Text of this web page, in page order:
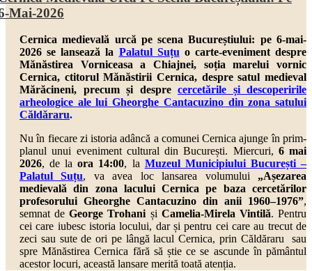
Mai-2026
Cernica medievală urcă pe scena Bucureștiului: pe 6-mai-
2026 se lansează la Palatul Suțu o carte-eveniment despre
Mănăstirea Vorniceasa a Chiajnei, soția marelui vornic
Cernica, ctitorul Mănăstirii Cernica, despresatul medieval
Mărăcineni, precum și despre cercetările și descoperirile
arheologice ale lui Gheorghe Cantacuzino din zona satului
Căldăraru.
Nu în fiecare zi istoria adâncă a comunei Cernica ajunge în prim-
planul unui eveniment cultural din București. Miercuri, 6 mai
2026, de laora 14:00, la Muzeul Municipiului București –
Palatul Suțu, va avea loc lansarea volumului „Așezarea
medievală din zona lacului Cernica pe baza cercetărilor
profesorului Gheorghe Cantacuzino din anii 1960–1976”,
semnat deGeorge Trohani și Camelia-Mirela Vintilă. Pentru
cei care iubesc istoria locului, dar și pentru cei care au trecut de
zeci sau sute de ori pe lângă lacul Cernica, prin Căldăraru sau
spre Mănăstirea Cernica fără să știe ce se ascunde în pământul
acestor locuri, această lansare merită toată atenția.